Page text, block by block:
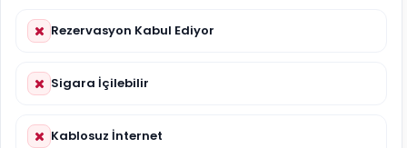
Rezervasyon Kabul Ediyor
Sigara İçilebilir
Kablosuz İnternet